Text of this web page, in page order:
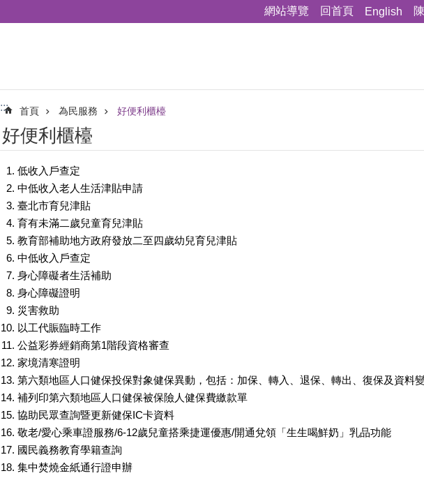
網站導覽 回首頁 English
::: 首頁 為民服務 好便利櫃檯
好便利櫃檯
低收入戶查定
中低收入老人生活津貼申請
臺北市育兒津貼
育有未滿二歲兒童育兒津貼
教育部補助地方政府發放二至四歲幼兒育兒津貼
中低收入戶查定
身心障礙者生活補助
身心障礙證明
災害救助
以工代賑臨時工作
公益彩券經銷商第1階段資格審查
家境清寒證明
第六類地區人口健保投保對象健保異動，包括：加保、轉入、退保、轉出、復保及資料
補列印第六類地區人口健保被保險人健保費繳款單
協助民眾查詢暨更新健保IC卡資料
敬老/愛心乘車證服務/6-12歲兒童搭乘捷運優惠/開通兌領「生生喝鮮奶」乳品功能
國民義務教育學籍查詢
集中焚燒金紙通行證申辦